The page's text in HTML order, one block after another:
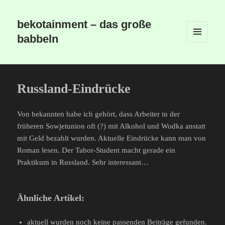
bekotainment – das große
babbeln
Russland-Eindrücke
Von bekannten habe ich gehört, dass Arbeiter in der
früheren Sowjetunion oft (?) mit Alkohol und Wodka anstatt
mit Geld bezahlt wurden. Aktuelle Eindrücke kann man von
Roman lesen. Der Tabor-Student macht gerade ein
Praktikum in Russland. Sehr interessant…
Ähnliche Artikel:
aktuell wurden noch keine passenden Beiträge gefunden.